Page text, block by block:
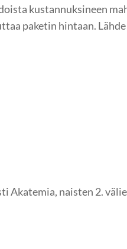
kustannuksineen
paketin hintaan.
Akatemia, naisten 2.